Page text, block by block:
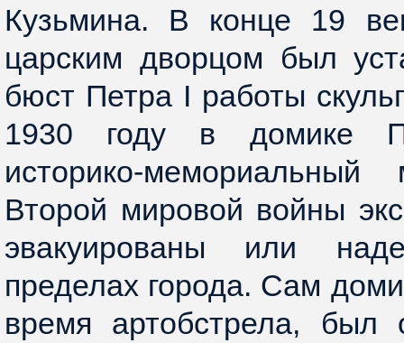
Кузьмина. В конце 19
царским дворцом был
бюст Петра I работы
1930 году в домике
историко-
Второй мировой войны
эвакуированы или
пределах города. Сам
время артобстрела, был